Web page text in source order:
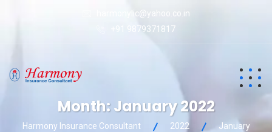
harmonylic@yahoo.co.in
+91 9879371817
Month:January 2022
Harmony Insurance Consultant 2022 January